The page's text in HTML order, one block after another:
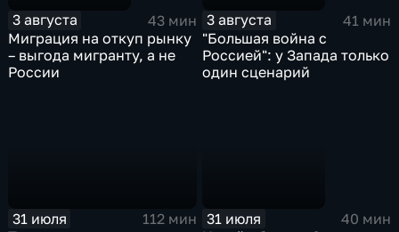
3 августа
43 мин
Миграция на откуп рынку
– выгода мигранту, а не
России
3 августа
41 мин
"Большая война с
Россией": у Запада только
один сценарий
31 июля
112 мин
31 июля
40 мин